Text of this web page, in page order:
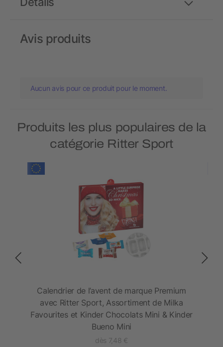
Avis produits
Aucun avis pour ce produit pour le moment.
Produits les plus populaires de la
catégorie Ritter Sport
Calendrier de l’avent de marque Premium
avec Ritter Sport, Assortiment de Milka
Favourites et Kinder Chocolats Mini & Kinder
Bueno Mini
dès 7,48 €